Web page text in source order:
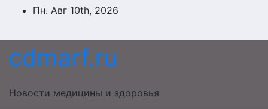
ПерейтиПн. Авг 10th, 2026
cdmarf.ru
Новости медицины и здоровья